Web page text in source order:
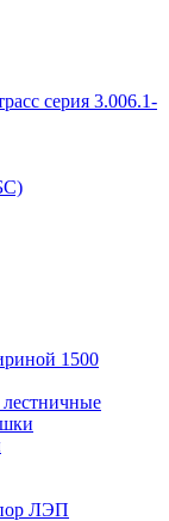
серия 3.006.1-
1500
ЛЭП